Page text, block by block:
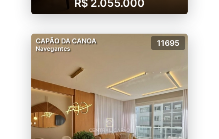
R$ 2.055.000
CAPÃO DA CANOA
Navegantes
11695